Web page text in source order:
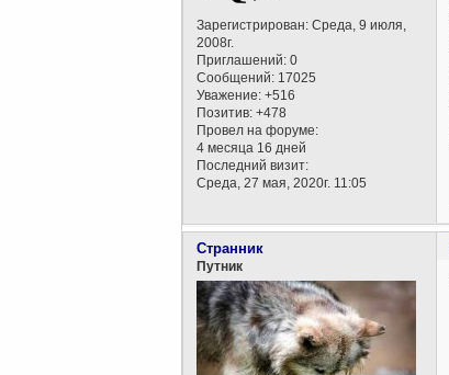
Зарегистрирован: Среда, 9 июля,
2008г.
Приглашений: 0
Сообщений: 17025
Уважение: +516
Позитив: +478
Провел на форуме:
4 месяца 16 дней
Последний визит:
Среда, 27 мая, 2020г. 11:05
Cтранник
Путник